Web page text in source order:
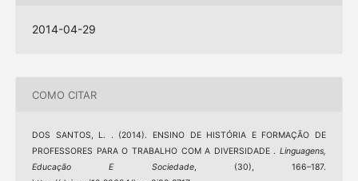
2014-04-29
COMO CITAR
DOS SANTOS, L. . (2014). ENSINO DE HISTÓRIA E FORMAÇÃO DE
PROFESSORES PARA O TRABALHO COM A DIVERSIDADE .Linguagens,
Educação E Sociedade, (30), 166–187.